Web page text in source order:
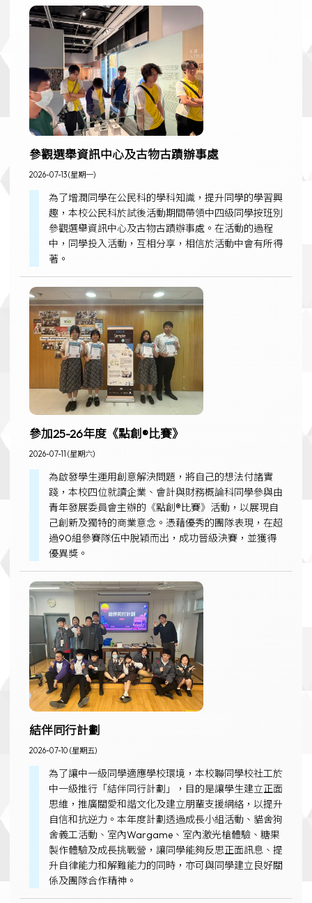
參觀選舉資訊中心及古物古蹟辦事處
2026-07-13 (星期一)
為了增潤同學在公民科的學科知識，提升同學的學習興
趣，本校公民科於試後活動期間帶領中四級同學按班別
參觀選舉資訊中心及古物古蹟辦事處。在活動的過程
中，同學投入活動，互相分享，相信於活動中會有所得
著。
參加25-26年度《點創®比賽》
2026-07-11 (星期六)
為啟發學生運用創意解決問題，將自己的想法付諸實
踐，本校四位就讀企業、會計與財務概論科同學參與由
青年發展委員會主辦的《點創®比賽》活動，以展現自
己創新及獨特的商業意念。憑藉優秀的團隊表現，在超
過90組參賽隊伍中脫穎而出，成功晉級決賽，並獲得
優異獎。
結伴同行計劃
2026-07-10 (星期五)
為了讓中一級同學適應學校環境，本校聯同學校社工於
中一級推行「結伴同行計劃」，目的是讓學生建立正面
思維，推廣關愛和諧文化及建立朋輩支援網絡，以提升
自信和抗逆力。本年度計劃透過成長小組活動、貓舍狗
舍義工活動、室內Wargame、室內激光槍體驗、糖果
製作體驗及成長挑戰營，讓同學能夠反思正面訊息、提
升自律能力和解難能力的同時，亦可與同學建立良好關
係及團隊合作精神。